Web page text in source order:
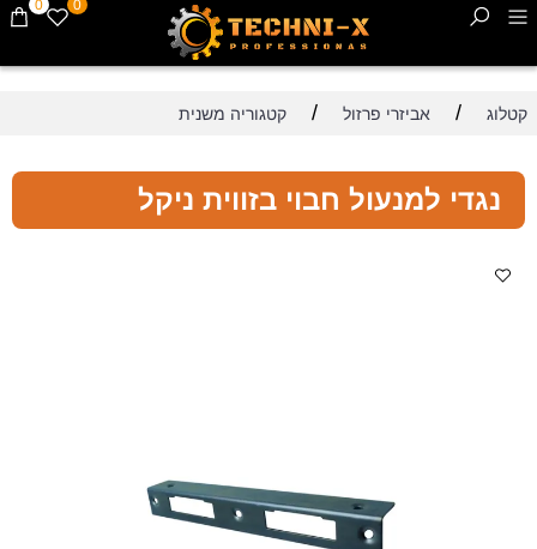
0 0
קטלוג / אביזרי פרזול / קטגוריה משנית
נגדי למנעול חבוי בזווית ניקל